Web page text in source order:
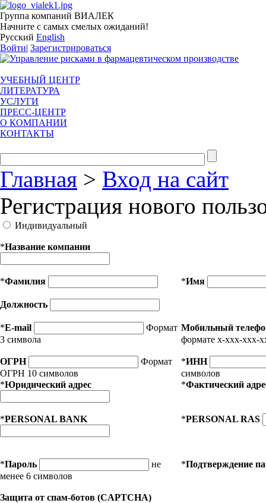
Группа компаний ВИАЛЕК
Начните с самых смелых ожиданий!
Русский English
Войти| Зарегистрироваться
УЧЕБНЫЙ ЦЕНТР
ЛИТЕРАТУРА
УСЛУГИ
ПРЕСС-ЦЕНТР
О КОМПАНИИ
КОНТАКТЫ
Главная > Вход на сайт
Регистрация нового
Индивидуальный
*Название компании
*Фамилия *Имя
Должность
*E-mail
Формат
3 символа
Мобильный
формате x-xxx-xxx-
ОГРН
Формат
ОГРН 10 символов
*ИНН
символов
*Юридический адрес *Фактический
*PERSONAL BANK *PERSONAL RAS
*Пароль
не
менее 6 символов
*Подтверждение
Защита от спам-ботов (CAPTCHA)